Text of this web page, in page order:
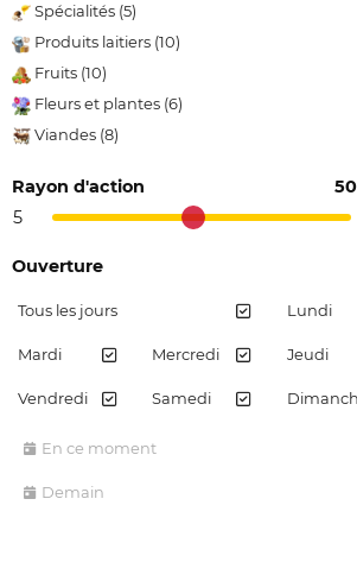
Spécialités (5)
Produits laitiers (10)
Fruits (10)
Fleurs et plantes (6)
Viandes (8)
Confiture et gelée (1)
Pain et farine (1)
Rayon d'action
5
Ouverture
Tous les jours Lundi
Mardi Mercredi Jeudi
Vendredi Samedi
En ce moment
Demain